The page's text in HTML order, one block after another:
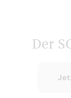
Der